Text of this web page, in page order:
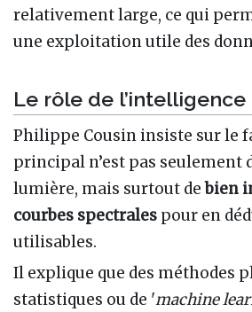
relativement large, ce qui
une exploitation utile des
Le rôle de
Philippe Cousin insiste sur le
principal n’est pas seulement
lumière, mais surtout debien
courbes spectrales pour en
utilisables.
Il explique que des méthodes
statistiques ou de 'machine